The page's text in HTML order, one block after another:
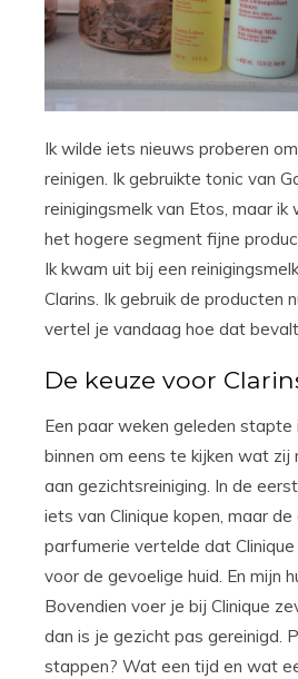
Ik wilde iets nieuws proberen
reinigen. Ik gebruikte tonic van
reinigingsmelk van Etos, maar ik
het hogere segment fijne
Ik kwam uit bij een
Clarins. Ik gebruik de producten
vertel je vandaag hoe dat
De keuze voor
Een paar weken geleden stapte
binnen om eens te kijken wat zij
aan gezichtsreiniging. In de
iets van Clinique kopen, maar
parfumerie vertelde dat
voor de gevoelige huid. En mijn
Bovendien voer je bij Clinique
dan is je gezicht pas gereinigd.
stappen? Wat een tijd en wat